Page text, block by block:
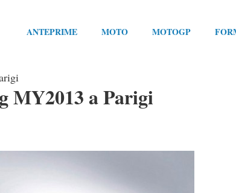
ANTEPRIME MOTO MOTOGP
MY2013 a Parigi